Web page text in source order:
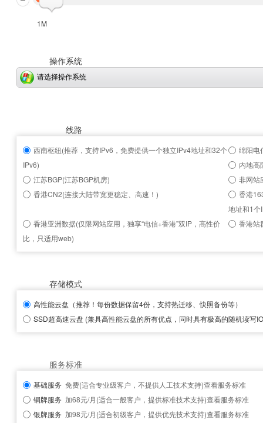
1M
操作系统
请选择操作系统
线路
西南枢纽(推荐，支持IPv6，免费提供一个独立IPv4地址和32个
IPv6)
绵阳电
内地高
江苏BGP(江苏BGP机房)
非网站
香港CN2(连接大陆带宽更稳定、高速！)
香港
地址和1个
香港亚洲数据(仅限网站应用，独享“电信+香港”双IP，高性价
比，只适用web)
香港站
存储模式
高性能云盘 （推荐！每份数据保留4份，支持热迁移、快照备份等）
SSD超高速云盘 (兼具高性能云盘的所有优点，同时具有极高的随机读写
服务标准
基础服务 免费(适合专业级客户，不提供人工技术支持)查看服务标准
铜牌服务 加68元/月(适合一般客户，提供标准技术支持)查看服务标准
银牌服务 加98元/月(适合初级客户，提供优先技术支持)查看服务标准